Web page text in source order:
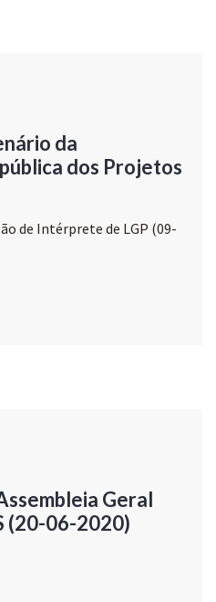
da
dos Projetos
de Intérprete de LGP (09-
Geral
(20-06-2020)